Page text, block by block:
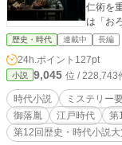
仁術を
は「おろ
生した
蔵」の
る。死
の姿だ
真実を見届
秘密を
する医
落胤」
歴史・時代 連載中 長編
24h.ポイント 127pt
小説 9,045 位 / 228,743
時代小説 ミステリー
御落胤
江戸時代
第
第12回歴史・時代小説